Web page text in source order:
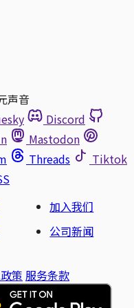
声音
Discord
Mastodon
Threads
Tiktok
加入我们
公司新闻
策 服务条款